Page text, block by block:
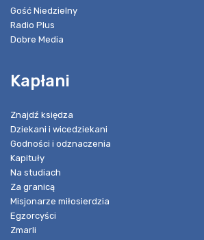
Gość Niedzielny
Radio Plus
Dobre Media
Kapłani
Znajdź księdza
Dziekani i wicedziekani
Godności i odznaczenia
Kapituły
Na studiach
Za granicą
Misjonarze miłosierdzia
Egzorcyści
Zmarli